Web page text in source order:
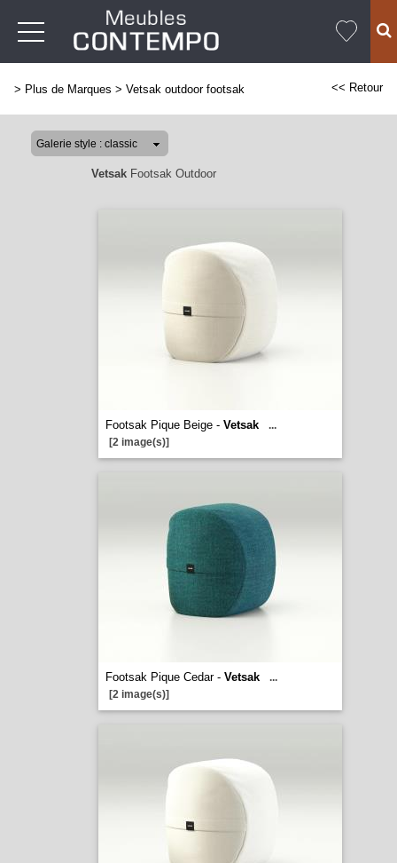
> Plus de Marques > Vetsak outdoor footsak << Retour
VetsakFootsak Outdoor
Footsak Pique Beige - Vetsak
...
[2 image(s)]
Footsak Pique Cedar - Vetsak
...
[2 image(s)]